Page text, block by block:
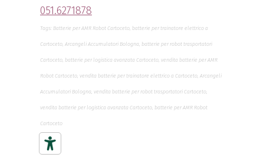
051.6271878
Tags: Batterie per AMR Robot Cartoceto, batterie per trainatore elettrico a
Cartoceto, Arcangeli Accumulatori Bologna, batterie per robot trasportatori
Cartoceto, batterie per logistica avanzata Cartoceto, vendita batterie per AMR
Robot Cartoceto, vendita batterie per trainatore elettrico a Cartoceto, Arcangeli
Accumulatori Bologna, vendita batterie per robot trasportatori Cartoceto,
vendita batterie per logistica avanzata Cartoceto, batterie per AMR Robot
Cartoceto